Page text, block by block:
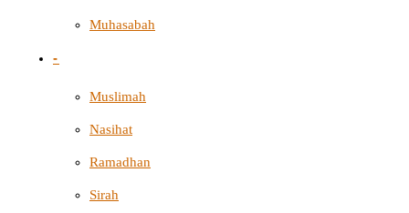
Muhasabah
-
Muslimah
Nasihat
Ramadhan
Sirah